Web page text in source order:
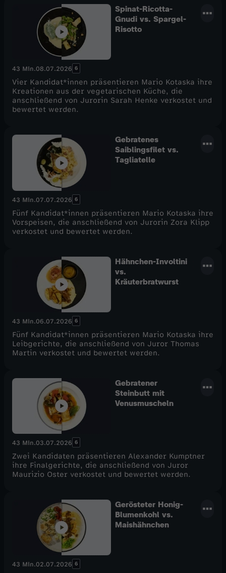
Spinat-Ricotta-
Gnudi vs. Spargel-
Risotto
43 Min.08.07.2026 6
Vier Kandidat*innen präsentieren Mario Kotaska ihre
Kreationen aus der vegetarischen Küche, die
anschließend von Jurorin Sarah Henke verkostet und
bewertet werden.
Gebratenes
Saiblingsfilet vs.
Tagliatelle
43 Min.07.07.2026 6
Fünf Kandidat*innen präsentieren Mario Kotaska ihre
Vorspeisen, die anschließend von Jurorin Zora Klipp
verkostet und bewertet werden.
Hähnchen-Involtini
vs.
Kräuterbratwurst
43 Min.06.07.2026 6
Fünf Kandidat*innen präsentieren Mario Kotaska ihre
Leibgerichte, die anschließend von Juror Thomas
Martin verkostet und bewertet werden.
Gebratener
Steinbutt mit
Venusmuscheln
43 Min.03.07.2026 6
Zwei Kandidaten präsentieren Alexander Kumptner
ihre Finalgerichte, die anschließend von Juror
Maurizio Oster verkostet und bewertet werden.
Gerösteter Honig-
Blumenkohl vs.
Maishähnchen
43 Min.02.07.2026 6